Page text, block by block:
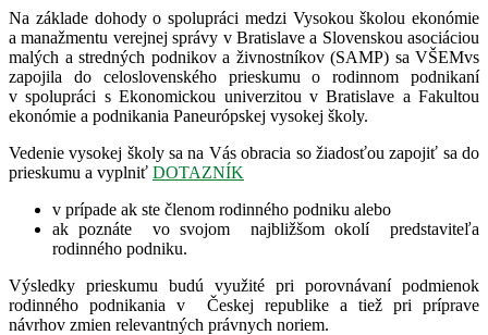
Na základe dohody o spolupráci medzi Vysokou školou ekonómie
a manažmentu verejnej správy v Bratislave a Slovenskou asociáciou
malých a stredných podnikov a živnostníkov (SAMP) sa VŠEMvs
zapojila do celoslovenského prieskumu o rodinnom podnikaní
v spolupráci s Ekonomickou univerzitou v Bratislave a Fakultou
ekonómie a podnikania Paneurópskej vysokej školy.
Vedenie vysokej školy sa na Vásobracia so žiadosťou zapojiť sa do
prieskumu a vyplniť DOTAZNÍK
v prípade ak ste členom rodinného podniku alebo
ak poznáte vo svojom najbližšom okolí predstaviteľa
rodinného podniku.
Výsledky prieskumu budú využité pri porovnávaní podmienok
rodinného podnikania v Českej republike a tiež pri príprave
návrhov zmien relevantných právnych noriem.